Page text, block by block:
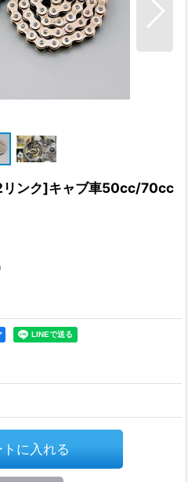
リンク]キャブ車50cc/70cc
トに入れる